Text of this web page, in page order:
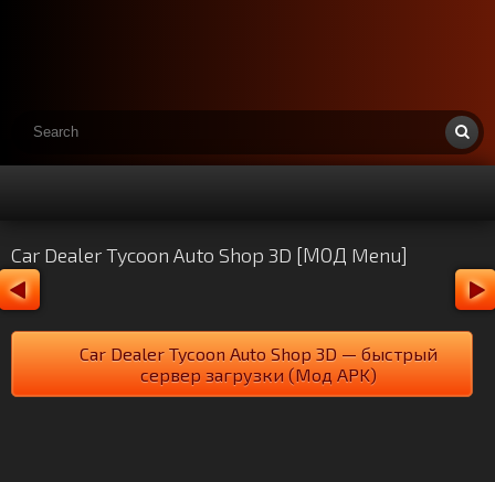
Car Dealer Tycoon Auto Shop 3D [МОД Menu]
Car Dealer Tycoon Auto Shop 3D — быстрый
сервер загрузки (Мод APK)